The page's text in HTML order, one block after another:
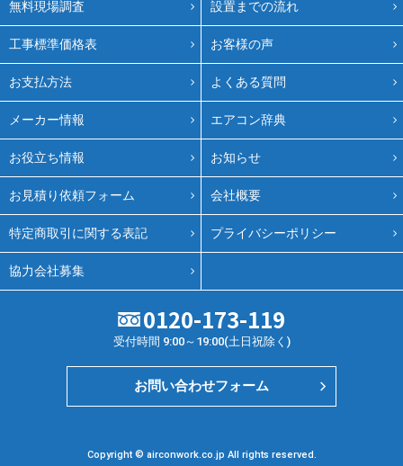
無料現場調査 設置までの流れ
工事標準価格表 お客様の声
お支払方法 よくある質問
メーカー情報 エアコン辞典
お役立ち情報 お知らせ
お見積り依頼フォーム 会社概要
特定商取引に関する表記 プライバシーポリシー
協力会社募集
0120-173-119
受付時間 9:00～19:00(土日祝除く)
お問い合わせフォーム
Copyright © airconwork.co.jp All rights reserved.